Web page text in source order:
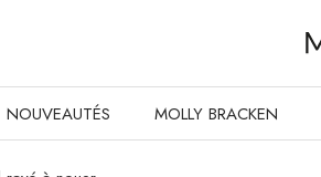
NOUVEAUTÉS MOLLY BRACKEN